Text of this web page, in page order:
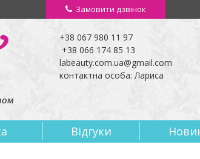
Замовити дзвінок
+38 067 980 11 97
+38 066 174 85 13
labeauty.com.ua@gmail.com
контактна особа: Лариса
Вiдгуки